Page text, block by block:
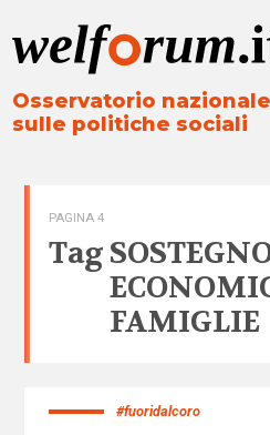
Osservatorio nazionale
sulle politiche sociali
PAGINA 4
Tag
FAMIGLIE
#fuoridalcoro